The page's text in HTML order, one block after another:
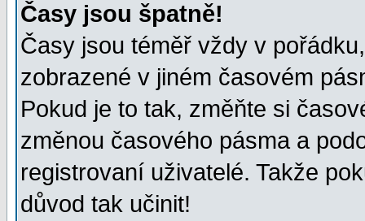
Časy jsou špatně!
Časy jsou téměř vždy v
zobrazené v jiném časovém
Pokud je to tak, změňte si
změnou časového pásma a
registrovaní uživatelé. Takže
důvod tak učinit!